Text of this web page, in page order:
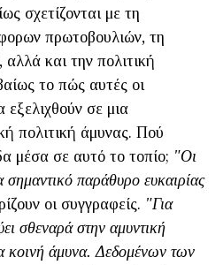
σχετίζονται με τη
πρωτοβουλιών, τη
και την πολιτική
το πώς αυτές οι
εξελιχθούν σε μια
πολιτική άμυνας. Πού
μέσα σε αυτό το τοπίο; "Οι
σημαντικό παράθυρο ευκαιρίας
οι συγγραφείς. "Για
σθεναρά στην αμυντική
κοινή άμυνα. Δεδομένων των